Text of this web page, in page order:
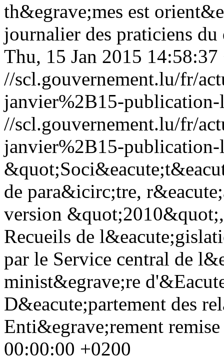
th&egrave;mes est
journalier des praticiens
Thu, 15 Jan 2015 14:58:37
//scl.gouvernement.lu/fr/
janvier%2B15-
//scl.gouvernement.lu/fr/
janvier%2B15-
de para&icirc;tre,
version
Recueils de
par le Service central de
minist&egrave;re
D&eacute;partement des
Enti&egrave;rement
00:00:00 +0200